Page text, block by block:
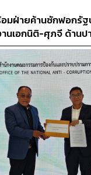
เรื่องความสามารถใ
ถที่ย่ำแย่ ระบบการเ
รรายย่อยล้มหายตาย
ดิจิทัล ประเทศเราสู
นนี้ ซ้ำร้ายที่สุดคือมีกล
นี้ด้วย รายได้จากภา
ได้ว่าเกิดสถานการณ์โ
ทำไมเขาฟื้นตัวอย่างร
ดของโควิดยังอยู่ถึง
ะโรคเพื่อให้ท่านดำร
โอมิครอนเข้ามาช่ว
มฝ่ายค้านซักฟอกรั
นเอกนิติ-ศุภจี ด้านป